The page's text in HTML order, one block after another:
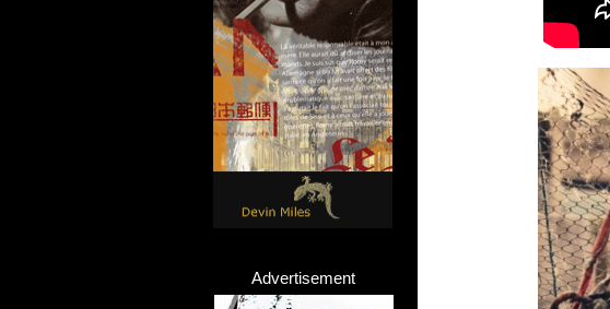
Advertisement